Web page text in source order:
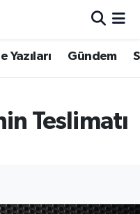
Yazıları Gündem
Teslimatı
Fikstür